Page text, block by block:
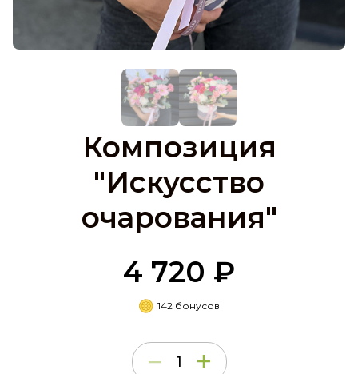
Композиция
"Искусство
очарования"
4 720 ₽
142 бонусов